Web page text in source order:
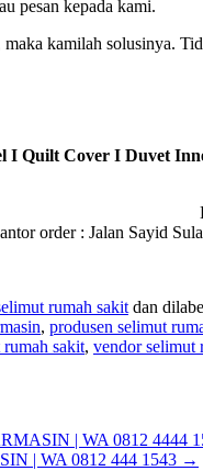
pesan kepada kami.
maka kamilah solusinya.
I Quilt Cover I Duvet
order : Jalan Sayid
rumah sakitdan
, produsen selimut
sakit, vendor selimut
| WA 0812 4444
| WA 0812 444 1543 →